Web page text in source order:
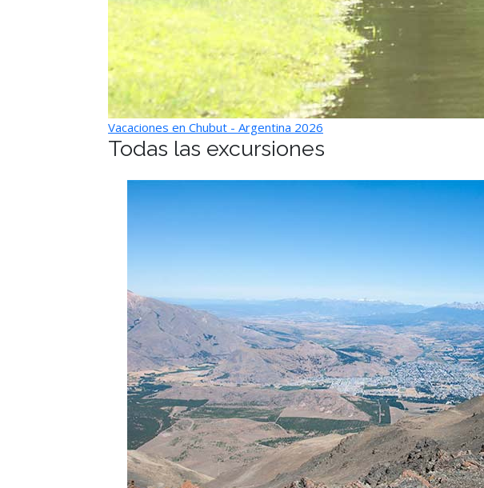
Vacaciones en Chubut - Argentina 2026
Todas las excursiones